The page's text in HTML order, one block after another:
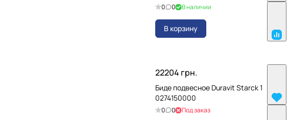
0 0 В наличии
В корзину
22204 грн.
Биде подвесное Duravit Starck 1
0274150000
0 0 Под заказ